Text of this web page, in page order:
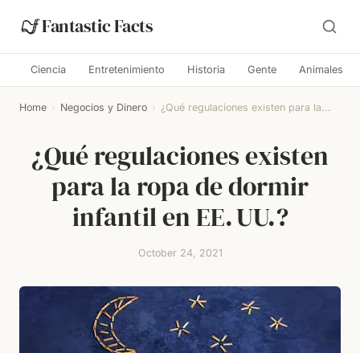
Fantastic Facts
Ciencia Entretenimiento Historia Gente Animales
Home › Negocios y Dinero › ¿Qué regulaciones existen para la...
¿Qué regulaciones existen
para la ropa de dormir
infantil en EE. UU.?
October 24, 2021